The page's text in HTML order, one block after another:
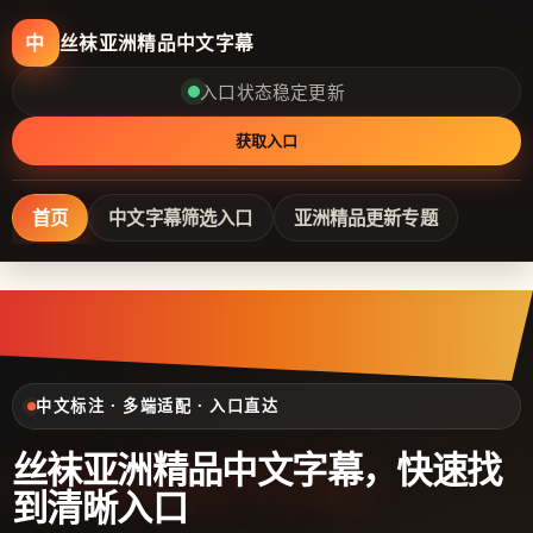
中 丝袜亚洲精品中文字幕
入口状态稳定更新
获取入口
首页 中文字幕筛选入口 亚洲精品更新专题
中文标注 · 多端适配 · 入口直达
丝袜亚洲精品中文字幕，快速找
到清晰入口